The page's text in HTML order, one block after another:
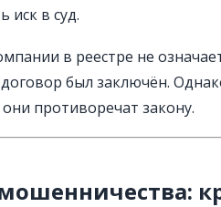
иск в суд.
в реестре не
был заключён.
противоречат закону.